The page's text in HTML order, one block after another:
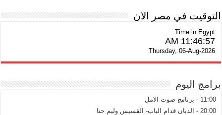
التوقيت في مصر الان
Time in Egypt
11:46:57 AM
Thursday, 06-Aug-2026
برامج اليوم
11:00 - برنامج صوت الامل
20:00 - الديان قدام الباب- القسيس وليم حنا